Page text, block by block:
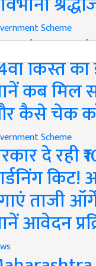
Scheme
Kisan
किस्त
कब मिल
कैसे चेक
Scheme
दे रही
ताजी
आवेदन